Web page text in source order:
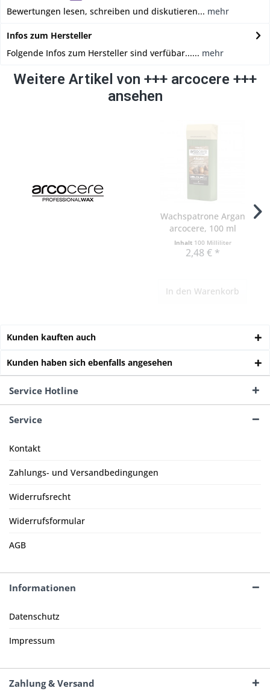
Bewertungen lesen, schreiben und diskutieren... mehr
Infos zum Hersteller
Folgende Infos zum Hersteller sind verfübar...... mehr
Weitere Artikel von +++ arcocere +++
ansehen
Wachspatrone Argan
arcocere, 100 ml
Inhalt 100 Milliliter
2,48 € *
In den Warenkorb
Kunden kauften auch
Kunden haben sich ebenfalls angesehen
Service Hotline
Service
Kontakt
Zahlungs- und Versandbedingungen
Widerrufsrecht
Widerrufsformular
AGB
Informationen
Datenschutz
Impressum
Zahlung & Versand